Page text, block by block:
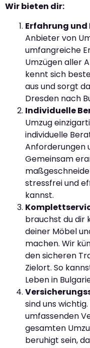
Wir bieten dir:
Erfahrung und
Anbieter von
umfangreiche
Umzügen aller
kennt sich
aus und sorgt
Dresden nach
Individuelle
Umzug
individuelle
Anforderungen
Gemeinsam
stressfrei und
kannst.
brauchst du dir
deiner Möbel
machen. Wir
den sicheren
Zielort. So
Leben in
sind uns
umfassenden
gesamten
beruhigt sein,